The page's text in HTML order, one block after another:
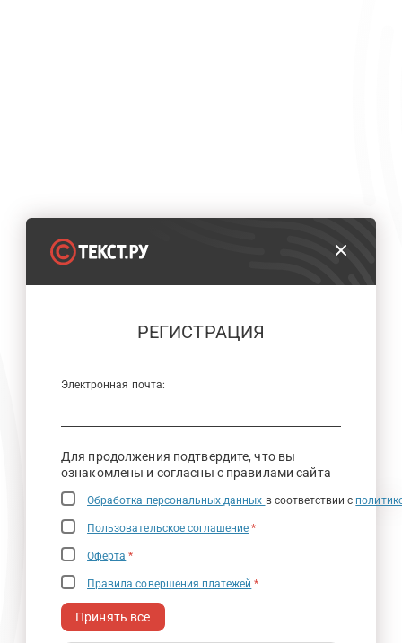
РЕГИСТРАЦИЯ
Электронная почта:
Для продолжения подтвердите, что вы
ознакомлены и согласны с правилами сайта
Обработка персональных данных в соответствии с
Пользовательское соглашение *
Оферта *
Правила совершения платежей *
Принять все